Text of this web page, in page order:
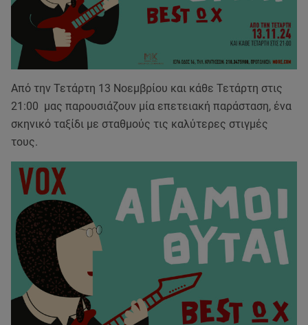
Από την Τετάρτη 13 Νοεμβρίου και κάθε Τετάρτη στις
21:00 μας παρουσιάζουν μία επετειακή παράσταση, ένα
σκηνικό ταξίδι με σταθμούς τις καλύτερες στιγμές
τους.